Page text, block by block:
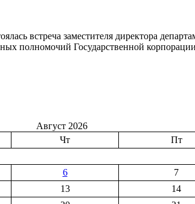
встреча заместителя директора
полномочий Государственной
Август 2026
Чт Пт
6 7
13 14